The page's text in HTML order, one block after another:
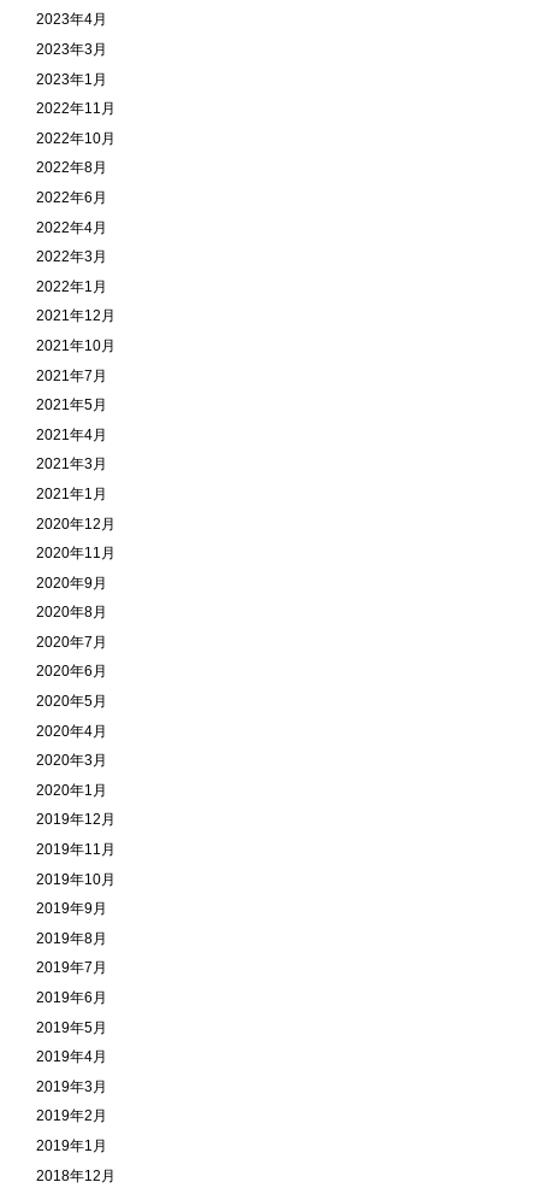
2023年4月
2023年3月
2023年1月
2022年11月
2022年10月
2022年8月
2022年6月
2022年4月
2022年3月
2022年1月
2021年12月
2021年10月
2021年7月
2021年5月
2021年4月
2021年3月
2021年1月
2020年12月
2020年11月
2020年9月
2020年8月
2020年7月
2020年6月
2020年5月
2020年4月
2020年3月
2020年1月
2019年12月
2019年11月
2019年10月
2019年9月
2019年8月
2019年7月
2019年6月
2019年5月
2019年4月
2019年3月
2019年2月
2019年1月
2018年12月